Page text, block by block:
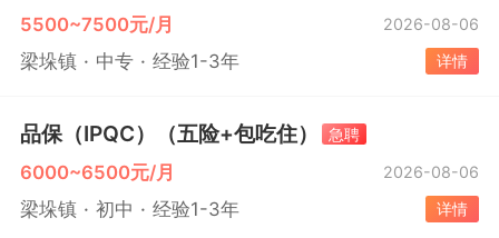
5500~7500元/月 2026-08-06
梁垛镇 中专 经验1-3年 详情
品保（IPQC）（五险+包吃住） 急聘
6000~6500元/月 2026-08-06
梁垛镇 初中 经验1-3年 详情